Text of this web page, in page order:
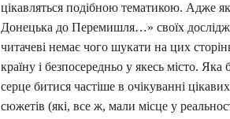
цікавляться подібною тематикою. Адже
Донецька до Перемишля…» своїх
читачеві немає чого шукати на цих
країну і безпосередньо у якесь місто.
серце битися частіше в очікуванні
сюжетів (які, все ж, мали місце у